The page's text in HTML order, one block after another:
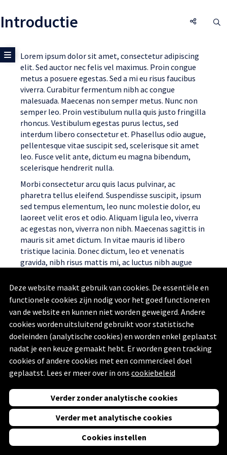
Deze website maakt gebruik van cookies. De essentiële en
functionele cookies zijn nodig voor het goed functioneren
van de website en kunnen niet worden geweigerd. Andere
cookies worden uitsluitend gebruikt voor statistische
doeleinden (analytische cookies) en worden enkel geplaatst
nadat je een keuze gemaakt hebt. Er worden geen tracking
cookies of andere cookies met een commercieel doel
geplaatst. Lees er meer over in ons cookiebeleid
Verder zonder analytische cookies
Verder met analytische cookies
Cookies instellen
Introductie
Toon zijmenu
Lorem ipsum dolor sit amet, consectetur adipiscing
elit. Sed auctor nec felis vel maximus. Proin congue
metus a posuere egestas. Sed a mi eu risus faucibus
viverra. Curabitur fermentum nibh ac congue
malesuada. Maecenas non semper metus. Nunc non
semper leo. Proin vestibulum nulla quis justo fringilla
rhoncus. Vestibulum egestas purus lectus, sed
interdum libero consectetur et. Phasellus odio augue,
pellentesque vitae suscipit sed, scelerisque sit amet
leo. Fusce velit ante, dictum eu magna bibendum,
scelerisque hendrerit nulla.
Morbi consectetur arcu quis lacus pulvinar, ac
pharetra tellus eleifend. Suspendisse suscipit, ipsum
sed tempus elementum, leo nunc molestie dolor, eu
laoreet velit eros et odio. Aliquam ligula leo, viverra
ac egestas non, viverra non nibh. Maecenas sagittis in
mauris sit amet dictum. In vitae mauris id libero
tristique lacinia. Donec dictum, leo et venenatis
gravida, nibh risus mattis mi, ac luctus nibh augue
sed, dignissim consectetur justo. Aenean pharetra
eros sit amet purus accumsan tincidunt. Duis ac iaculis
Vorige Volgende
Powered by
Swing Stories
Privacyverklaring, Toegankelijkheidsverklaring enDisclaimer